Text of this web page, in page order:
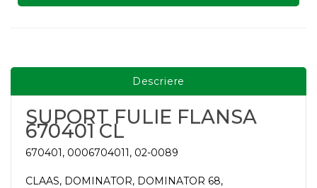
Descriere
SUPORT FULIE FLANSA
670401 CL
670401, 0006704011, 02-0089
CLAAS, DOMINATOR, DOMINATOR 68,